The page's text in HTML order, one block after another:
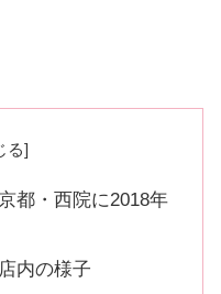
都・西院に2018年
内の様子